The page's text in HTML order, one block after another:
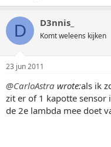
D D3nnis_
Komt weleens kijken
23 jun 2011
@CarloAstra wrote:als ik
zit er of 1 kapotte sensor
de 2e lambda mee doet